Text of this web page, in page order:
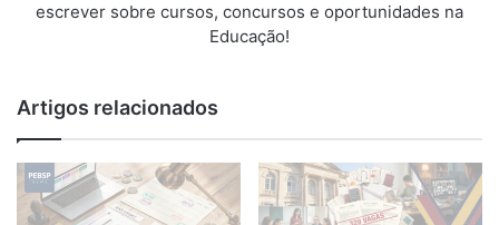
escrever sobre cursos, concursos e oportunidades na
Educação!
Artigos relacionados